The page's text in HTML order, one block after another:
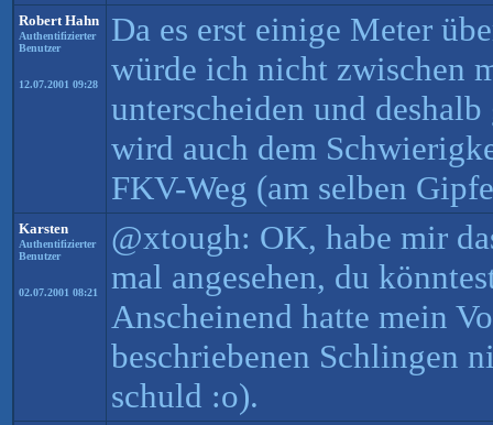
Robert Hahn
Authentifizierter
Benutzer
12.07.2001 09:28
Da es erst einige Meter
würde ich nicht zwischen
unterscheiden und
wird auch dem
FKV-Weg (am selben
Karsten
Authentifizierter
Benutzer
02.07.2001 08:21
@xtough: OK, habe mir
mal angesehen, du
Anscheinend hatte mein
beschriebenen Schlingen
schuld :o).